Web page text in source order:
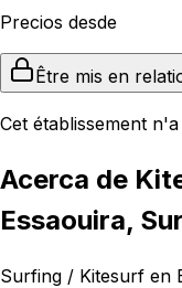
Precios desde
Être mis en
Cet établissement
Acerca de
Essaouira,
Surfing / Kitesurf en